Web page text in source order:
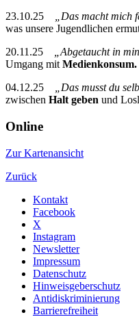
23.10.25
„Das macht mich
was unsere Jugendlichen
20.11.25
„Abgetaucht in
Umgang mit Medienkonsum.
04.12.25
„Das musst du
zwischen Halt geben und
Online
Zur Kartenansicht
Zurück
Kontakt
Facebook
X
Instagram
Newsletter
Impressum
Datenschutz
Hinweisgeberschutz
Antidiskriminierung
Barrierefreiheit